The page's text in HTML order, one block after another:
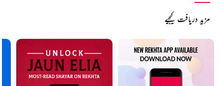
مزید دریافت کیجیے